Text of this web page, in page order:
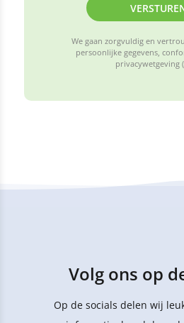
We gaan zorgvuldig en
persoonlijke gegevens,
privacywetgeving
Volg ons op
Op de socials delen wij